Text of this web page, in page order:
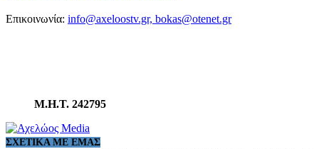
Επικοινωνία: info@axeloostv.gr, bokas@otenet.gr
Μ.Η.Τ. 242795
ΣΧΕΤΙΚΆ ΜΕ ΕΜΆΣ